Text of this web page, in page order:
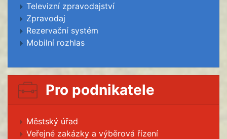
Televizní zpravodajství
Zpravodaj
Rezervační systém
Mobilní rozhlas
Pro podnikatele
Městský úřad
Veřejné zakázky a výběrová řízení